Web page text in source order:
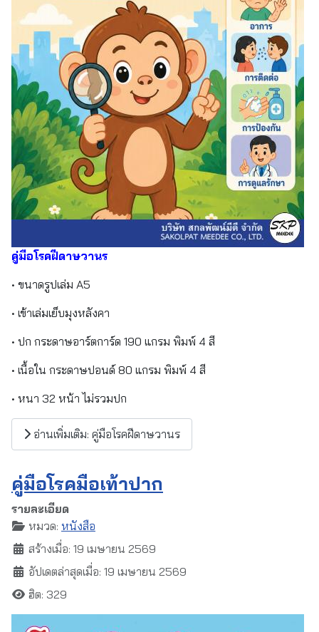
คู่มือโรคฝีดาษวานร
• ขนาดรูปเล่ม A5
• เข้าเล่มเย็บมุงหลังคา
• ปก กระดาษอาร์ตการ์ด 190 แกรม พิมพ์ 4 สี
• เนื้อใน กระดาษปอนด์ 80 แกรม พิมพ์ 4 สี
• หนา 32 หน้า ไม่รวมปก
อ่านเพิ่มเติม: คู่มือโรคฝีดาษวานร
คู่มือโรคมือเท้าปาก
รายละเอียด
หมวด: หนังสือ
สร้างเมื่อ: 19 เมษายน 2569
อัปเดตล่าสุดเมื่อ: 19 เมษายน 2569
ฮิต: 329